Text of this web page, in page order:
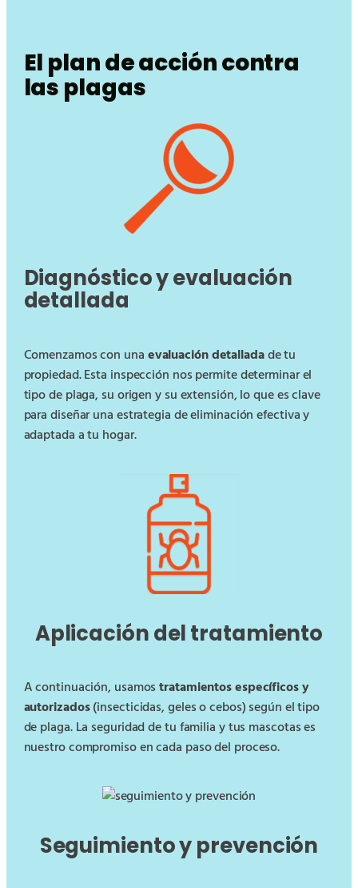
El plan de acción contra
las plagas
Diagnóstico y evaluación
detallada
Comenzamos con unaevaluación detalladade tu
propiedad. Esta inspección nos permite determinar el
tipo de plaga, su origen y su extensión, lo que es clave
para diseñar una estrategia de eliminación efectiva y
adaptada a tu hogar.
Aplicación del tratamiento
A continuación, usamostratamientos específicos y
autorizados(insecticidas, geles o cebos) según el tipo
de plaga. La seguridad de tu familia y tus mascotas es
nuestro compromiso en cada paso del proceso.
Seguimiento y prevención